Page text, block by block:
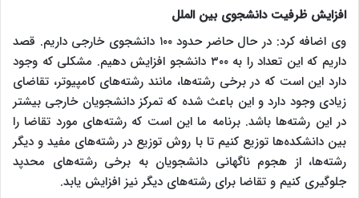
افزایش ظرفیت دانشجوی بین الملل
وی اضافه کرد: در حال حاضر حدود ۱۰۰ دانشجوی خارجی داریم. قصد
داریم که این تعداد را به ۳۰۰ دانشجو افزایش دهیم. مشکلی که وجود
دارد این است که در برخی رشته‌ها، مانند رشته‌های کامپیوتر، تقاضای
زیادی وجود دارد و این باعث شده که تمرکز دانشجویان خارجی بیشتر
در این رشته‌ها باشد. برنامه ما این است که رشته‌های مورد تقاضا را
بین دانشکده‌ها توزیع کنیم تا با روش توزیع در رشته‌های مفید و دیگر
رشته‌ها، از هجوم ناگهانی دانشجویان به برخی رشته‌های محدپد
جلوگیری کنیم و تقاضا برای رشته‌های دیگر نیز افزایش یابد.